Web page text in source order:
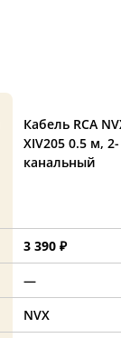
Кабель RCA
XIV205 0.5 м, 2-
канальный
3 390 ₽
—
NVX